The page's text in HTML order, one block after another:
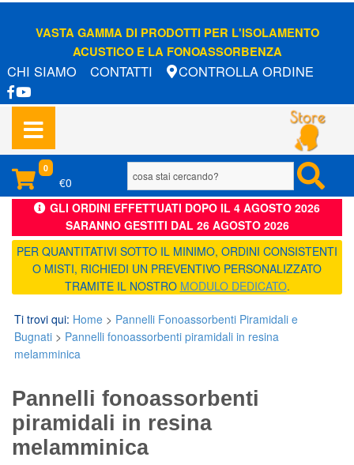
VASTA GAMMA DI PRODOTTI PER L'ISOLAMENTO
ACUSTICO E LA FONOASSORBENZA
CHI SIAMO CONTATTI CONTROLLA ORDINE
0
€0
GLI ORDINI EFFETTUATI DOPO IL 4 AGOSTO 2026
SARANNO GESTITI DAL 26 AGOSTO 2026
PER QUANTITATIVI SOTTO IL MINIMO, ORDINI CONSISTENTI
O MISTI, RICHIEDI UN PREVENTIVO PERSONALIZZATO
TRAMITE IL NOSTRO MODULO DEDICATO.
Ti trovi qui: Home > Pannelli Fonoassorbenti Piramidali e
Bugnati > Pannelli fonoassorbenti piramidali in resina
melamminica
Pannelli fonoassorbenti
piramidali in resina
melamminica